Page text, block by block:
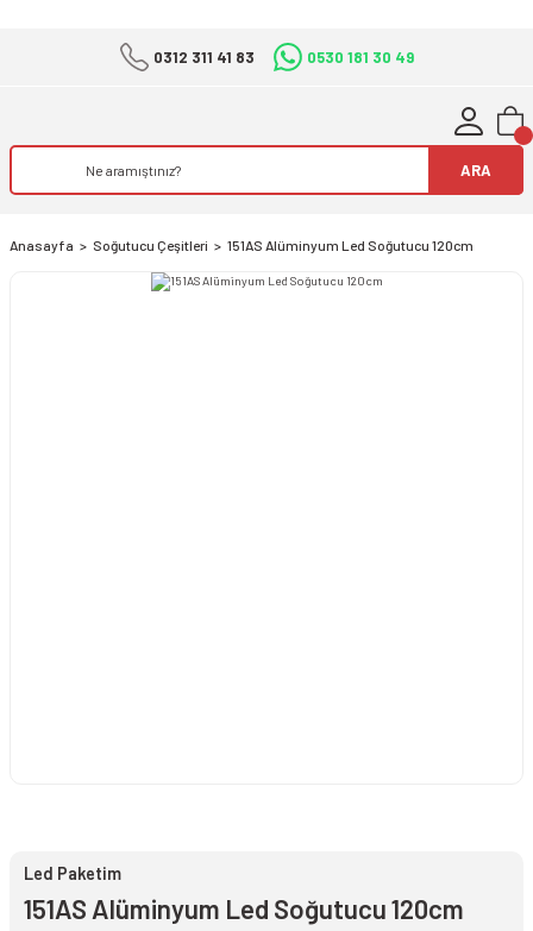
0312 311 41 83 0530 181 30 49
ARA
Anasayfa Soğutucu Çeşitleri 151AS Alüminyum Led Soğutucu 120cm
Led Paketim
151AS Alüminyum Led Soğutucu 120cm